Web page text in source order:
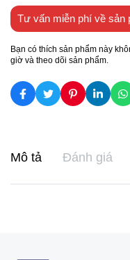
Tư vấn miễn phí về sản
Bạn có thích sản phẩm này
giờ và theo dõi sản phẩm.
Mô tả Đánh giá